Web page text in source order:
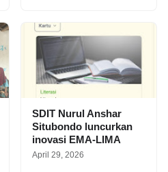
SDIT Nurul Anshar
Situbondo luncurkan
inovasi EMA-LIMA
April 29, 2026